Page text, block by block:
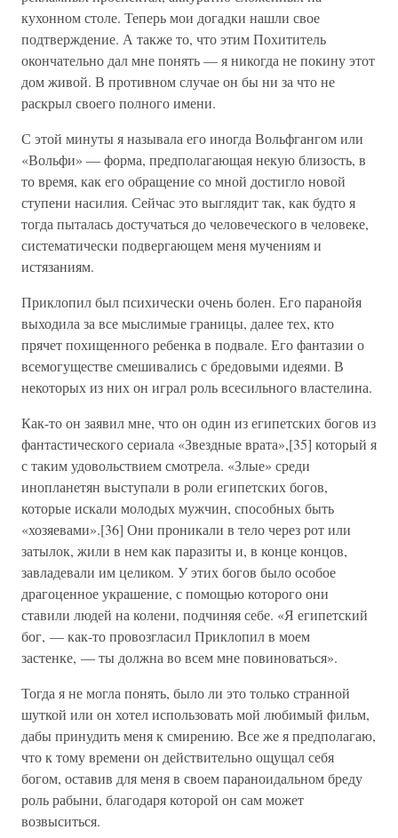
кухонном столе. Теперь мои догадки нашли свое
подтверждение. А также то, что этим Похититель
окончательно дал мне понять — я никогда не покину этот
дом живой. В противном случае он бы ни за что не
раскрыл своего полного имени.
С этой минуты я называла его иногда Вольфгангом или
«Вольфи» — форма, предполагающая некую близость, в
то время, как его обращение со мной достигло новой
ступени насилия. Сейчас это выглядит так, как будто я
тогда пыталась достучаться до человеческого в человеке,
систематически подвергающем меня мучениям и
истязаниям.
Приклопил был психически очень болен. Его паранойя
выходила за все мыслимые границы, далее тех, кто
прячет похищенного ребенка в подвале. Его фантазии о
всемогуществе смешивались с бредовыми идеями. В
некоторых из них он играл роль всесильного властелина.
Как-то он заявил мне, что он один из египетских богов из
фантастического сериала «Звездные врата»,[35] который я
с таким удовольствием смотрела. «Злые» среди
инопланетян выступали в роли египетских богов,
которые искали молодых мужчин, способных быть
«хозяевами».[36] Они проникали в тело через рот или
затылок, жили в нем как паразиты и, в конце концов,
завладевали им целиком. У этих богов было особое
драгоценное украшение, с помощью которого они
ставили людей на колени, подчиняя себе. «Я египетский
бог, — как-то провозгласил Приклопил в моем
застенке, — ты должна во всем мне повиноваться».
Тогда я не могла понять, было ли это только странной
шуткой или он хотел использовать мой любимый фильм,
дабы принудить меня к смирению. Все же я предполагаю,
что к тому времени он действительно ощущал себя
богом, оставив для меня в своем параноидальном бреду
роль рабыни, благодаря которой он сам может
возвыситься.